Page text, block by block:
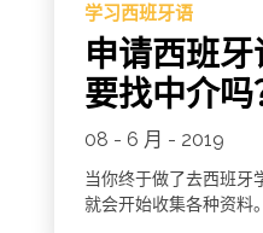
学习西班牙语
申请西班
要找中介吗
08 - 6 月 - 2019
当你终于做了去西班牙
就会开始收集各种资料